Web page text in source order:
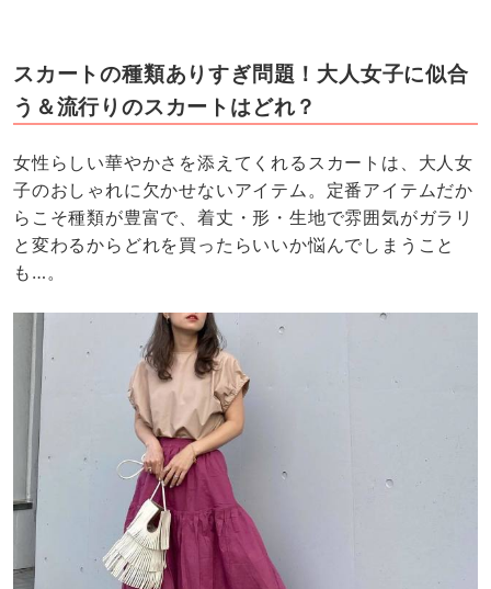
スカートの種類ありすぎ問題！大人女子に似合
う＆流行りのスカートはどれ？
女性らしい華やかさを添えてくれるスカートは、大人女
子のおしゃれに欠かせないアイテム。定番アイテムだか
らこそ種類が豊富で、着丈・形・生地で雰囲気がガラリ
と変わるからどれを買ったらいいか悩んでしまうこと
も…。